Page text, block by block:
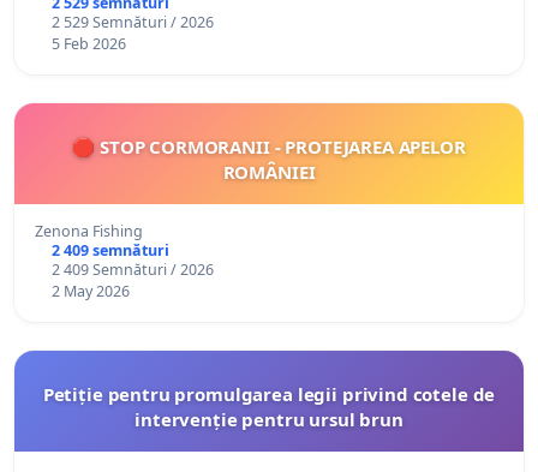
2 529 Semnături / 2026
5 Feb 2026
🛑 STOP CORMORANII - PROTEJAREA APELOR
ROMÂNIEI
Zenona Fishing
2 409 semnături
2 409 Semnături / 2026
2 May 2026
Petiție pentru promulgarea legii privind cotele de
intervenție pentru ursul brun